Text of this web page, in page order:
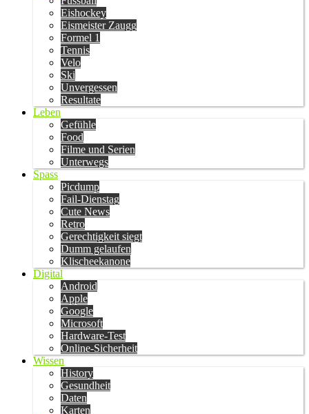
Eishockey
Eismeister Zaugg
Formel 1
Tennis
Velo
Ski
Unvergessen
Resultate
Leben
Gefühle
Food
Filme und Serien
Unterwegs
Spass
Picdump
Fail-Dienstag
Cute News
Retro
Gerechtigkeit siegt
Dumm gelaufen
Klischeekanone
Digital
Android
Apple
Google
Microsoft
Hardware-Test
Online-Sicherheit
Wissen
History
Gesundheit
Daten
Karten